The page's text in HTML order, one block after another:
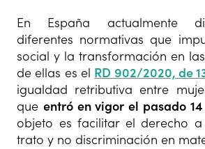
En España actualmente
diferentes normativas que
social y la transformación en
de ellas es el RD 902/2020, de
igualdad retributiva entre
que entró en vigor el pasado
objeto es facilitar el derecho
trato y no discriminación en